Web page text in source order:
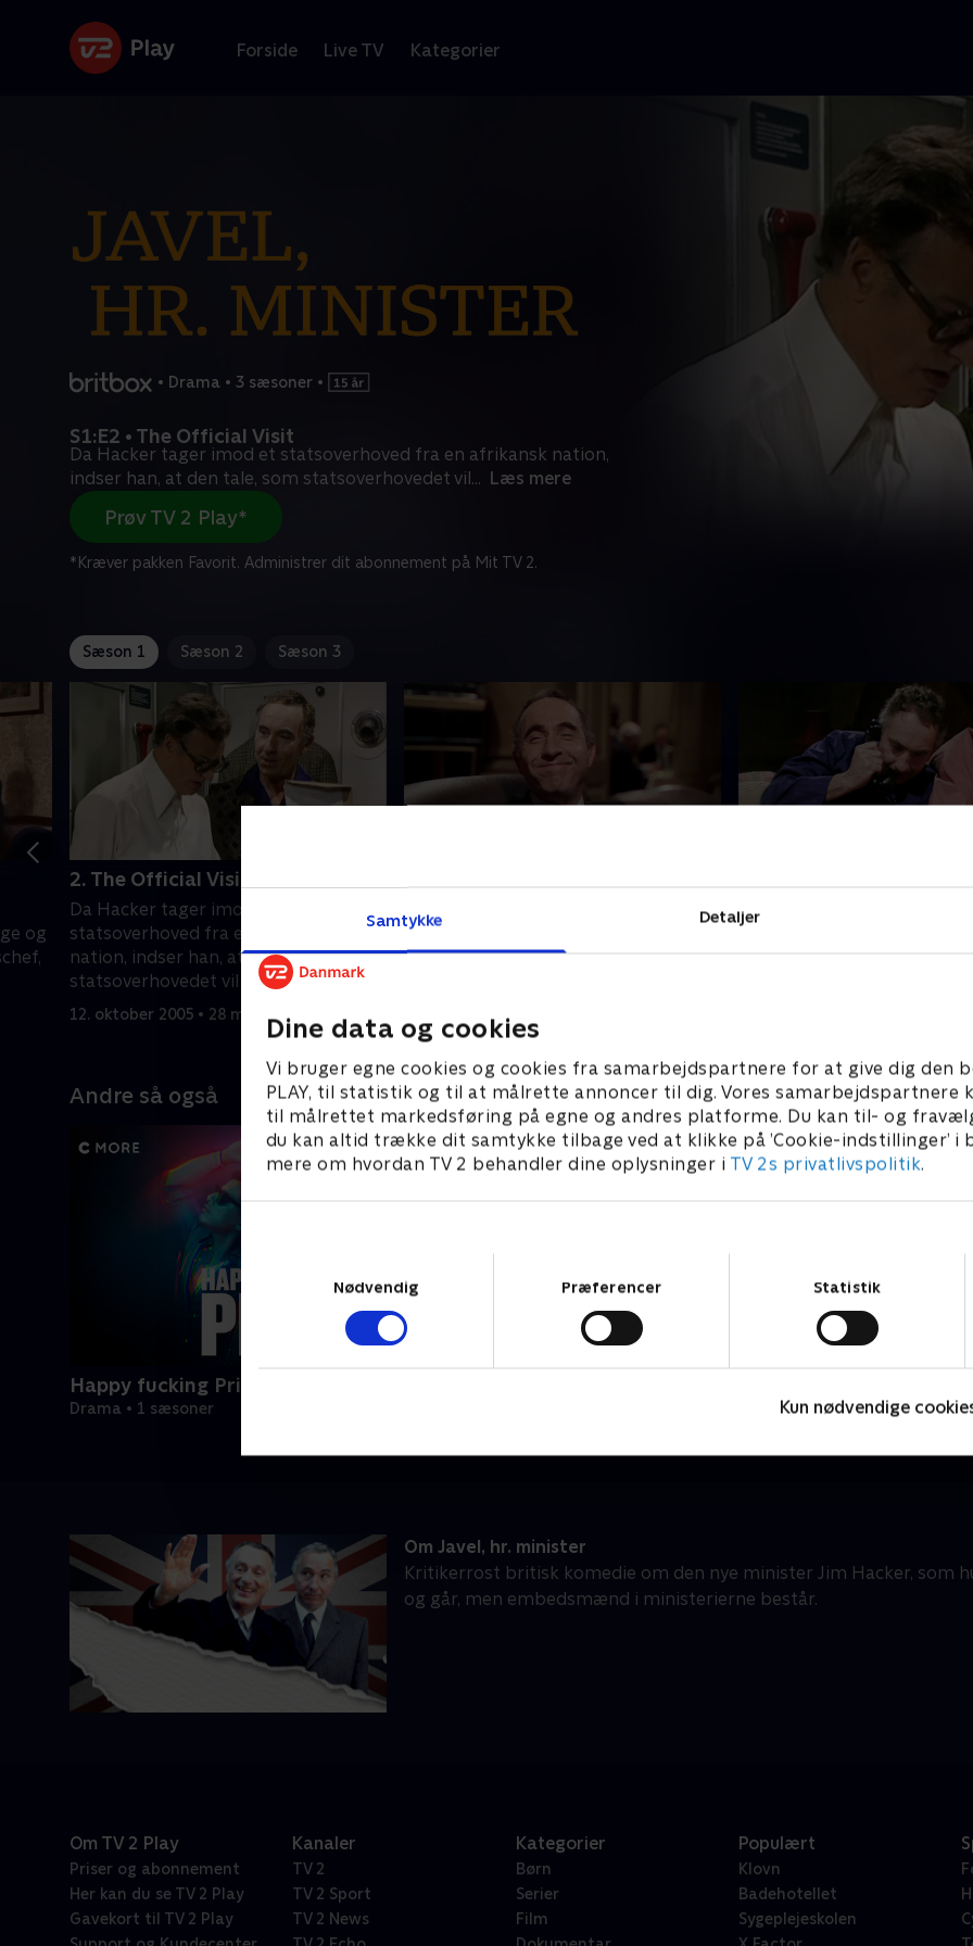
Samtykke Detaljer
Dine data og cookies
Vi bruger egne cookies og cookies fra samarbejdspartnere for at give dig den
PLAY, til statistik og til at målrette annoncer til dig. Vores samarbejdspartnere
til målrettet markedsføring på egne og andres platforme. Du kan til- og
du kan altid trække dit samtykke tilbage ved at klikke på ’Cookie-indstillinger’ i
mere om hvordan TV 2 behandler dine oplysninger i TV 2s privatlivspolitik.
Nødvendig
Præferencer Statistik
Kun nødvendige
Forside Live TV Kategorier
• Drama • 3 sæsoner •
S1:E2 • The Official Visit
Da Hacker tager imod et statsoverhoved fra en afrikansk nation,
indser han, at den tale, som statsoverhovedet vil... Læs mere
Prøv TV 2 Play*
*Kræver pakken Favorit. Administrer dit abonnement på Mit TV 2.
Sæson 1 Sæson 2 Sæson 3
og
2. The Official Visit
Da Hacker tager imod et
statsoverhoved fra en afrikansk
nation, indser han, at den tale, som
statsoverhovedet vil holde, kan
udvikle sig katastrofalt.
12. oktober 2005 • 28 min
Jim Hacker ønsker at implementere
nogle omkostningsbesparende tiltag,
men sir Humphrey vil ikke godkende
19. oktober 2005 • 28 min
Jim forsøger at
Andre så også
Happy fucking Pride
Drama • 1 sæsoner
Om Javel, hr. minister
Kritikerrost britisk komedie om den nye minister Jim Hacker, som
og går, men embedsmænd i ministerierne består.
Om TV 2 Play
Priser og abonnement
Her kan du se TV 2 Play
Gavekort til TV 2 Play
Kanaler
TV 2
TV 2 Sport
TV 2 News
Kategorier
Børn
Serier
Film
Populært
Klovn
Badehotellet
Sygeplejeskolen